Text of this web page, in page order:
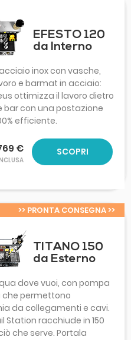
EFESTO 120
da Interno
inox con vasche,
e barmat in acciaio:
ottimizza il lavoro dietro
bar con una postazione
efficiente.
€ SCOPRI
>> PRONTA CONSEGNA >>
TITANO 150
da Esterno
dove vuoi, con pompa
permettono
da collegamenti e cavi.
Station racchiude in 150
che serve. Portala